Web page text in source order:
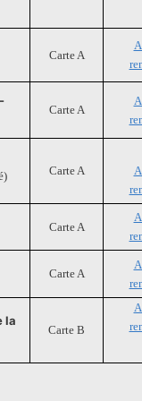
Carte A
Carte A
Carte A
Carte A
Carte A
la
Carte B